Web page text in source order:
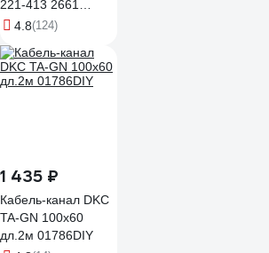
221-413 2661
102661
4.8(124)
1 435 ₽
Кабель-канал DKC
TA-GN 100x60
дл.2м 01786DIY